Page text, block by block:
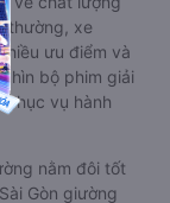
thường, xe
ưu điểm và
bộ phim giải
vụ hành
nằm đôi tốt
Gòn giường